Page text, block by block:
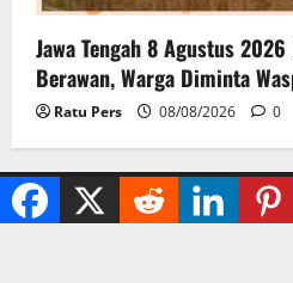
Jawa Tengah 8 Agustus
Berawan, Warga Diminta
Ratu Pers 08/08/2026 0
Copyright © itime | By IT
|MoreNewsby